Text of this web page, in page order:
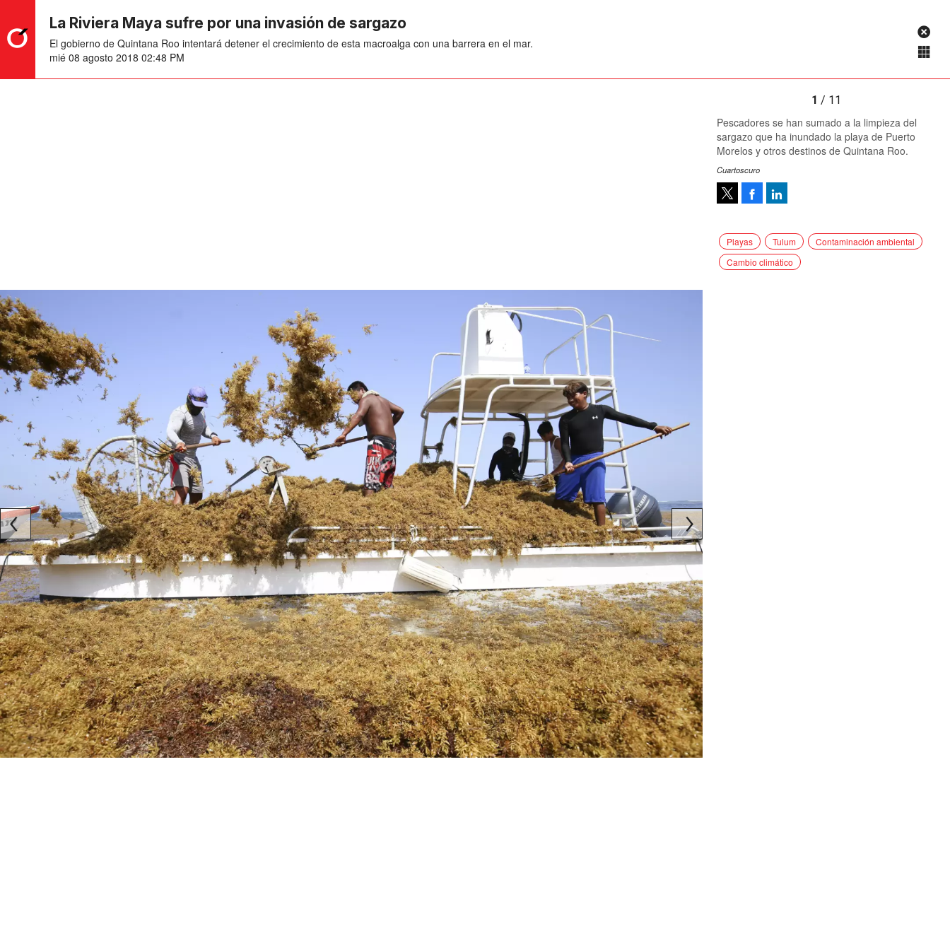
La Riviera Maya sufre por una invasión de sargazo
El gobierno de Quintana Roo intentará detener el crecimiento de esta macroalga con una barrera en el mar.
mié 08 agosto 2018 02:48 PM
Playas Tulum
Contaminación ambiental
Cambio climático
1 / 11
Pescadores se han sumado a la limpieza del
sargazo que ha inundado la playa de Puerto
Morelos y otros destinos de Quintana Roo.
Cuartoscuro
Facebook